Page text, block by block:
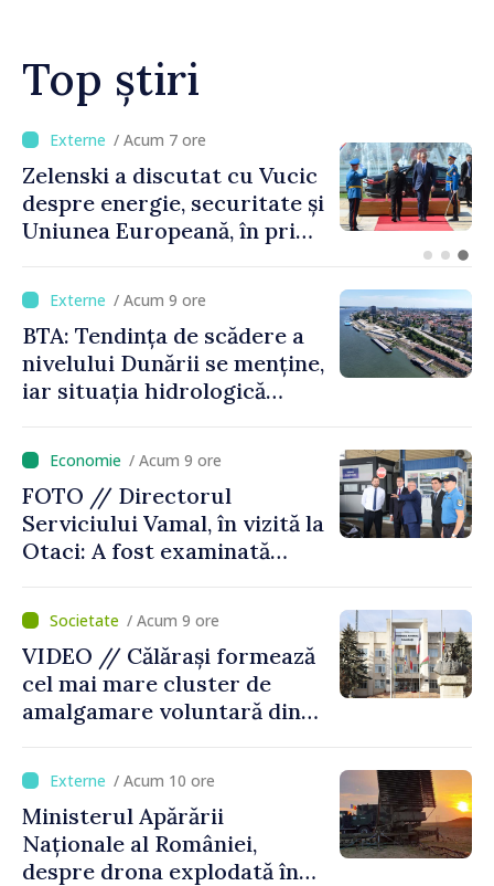
Top știri
/ Acum 3 ore
Bulgaria: Ambasadoarea
Ucrainei, convocată la
Ministerul de Externe în
/ Acum 9 ore
BTA: Tendința de scădere a
nivelului Dunării se menține,
iar situația hidrologică
/ Acum 9 ore
FOTO // Directorul
Serviciului Vamal, în vizită la
Otaci: A fost examinată
control vamal cu un scanner
performant/ Acum 9 ore
VIDEO // Călărași formează
cel mai mare cluster de
amalgamare voluntară din
orășenesc a aprobat decizia
finală
/ Acum 10 ore
Ministerul Apărării
Naționale al României,
despre drona explodată în